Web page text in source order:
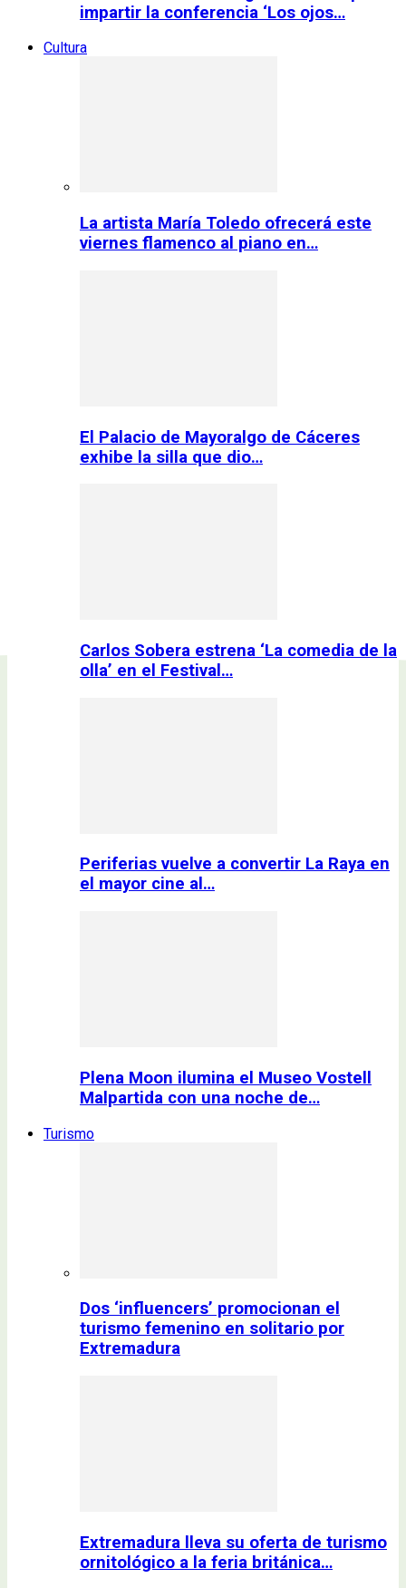
impartir la conferencia ‘Los ojos…
Cultura
La artista María Toledo ofrecerá este
viernes flamenco al piano en…
El Palacio de Mayoralgo de Cáceres
exhibe la silla que dio…
Carlos Sobera estrena ‘La comedia de la
olla’ en el Festival…
Periferias vuelve a convertir La Raya en
el mayor cine al…
Plena Moon ilumina el Museo Vostell
Malpartida con una noche de…
Turismo
Dos ‘influencers’ promocionan el
turismo femenino en solitario por
Extremadura
Extremadura lleva su oferta de turismo
ornitológico a la feria británica…